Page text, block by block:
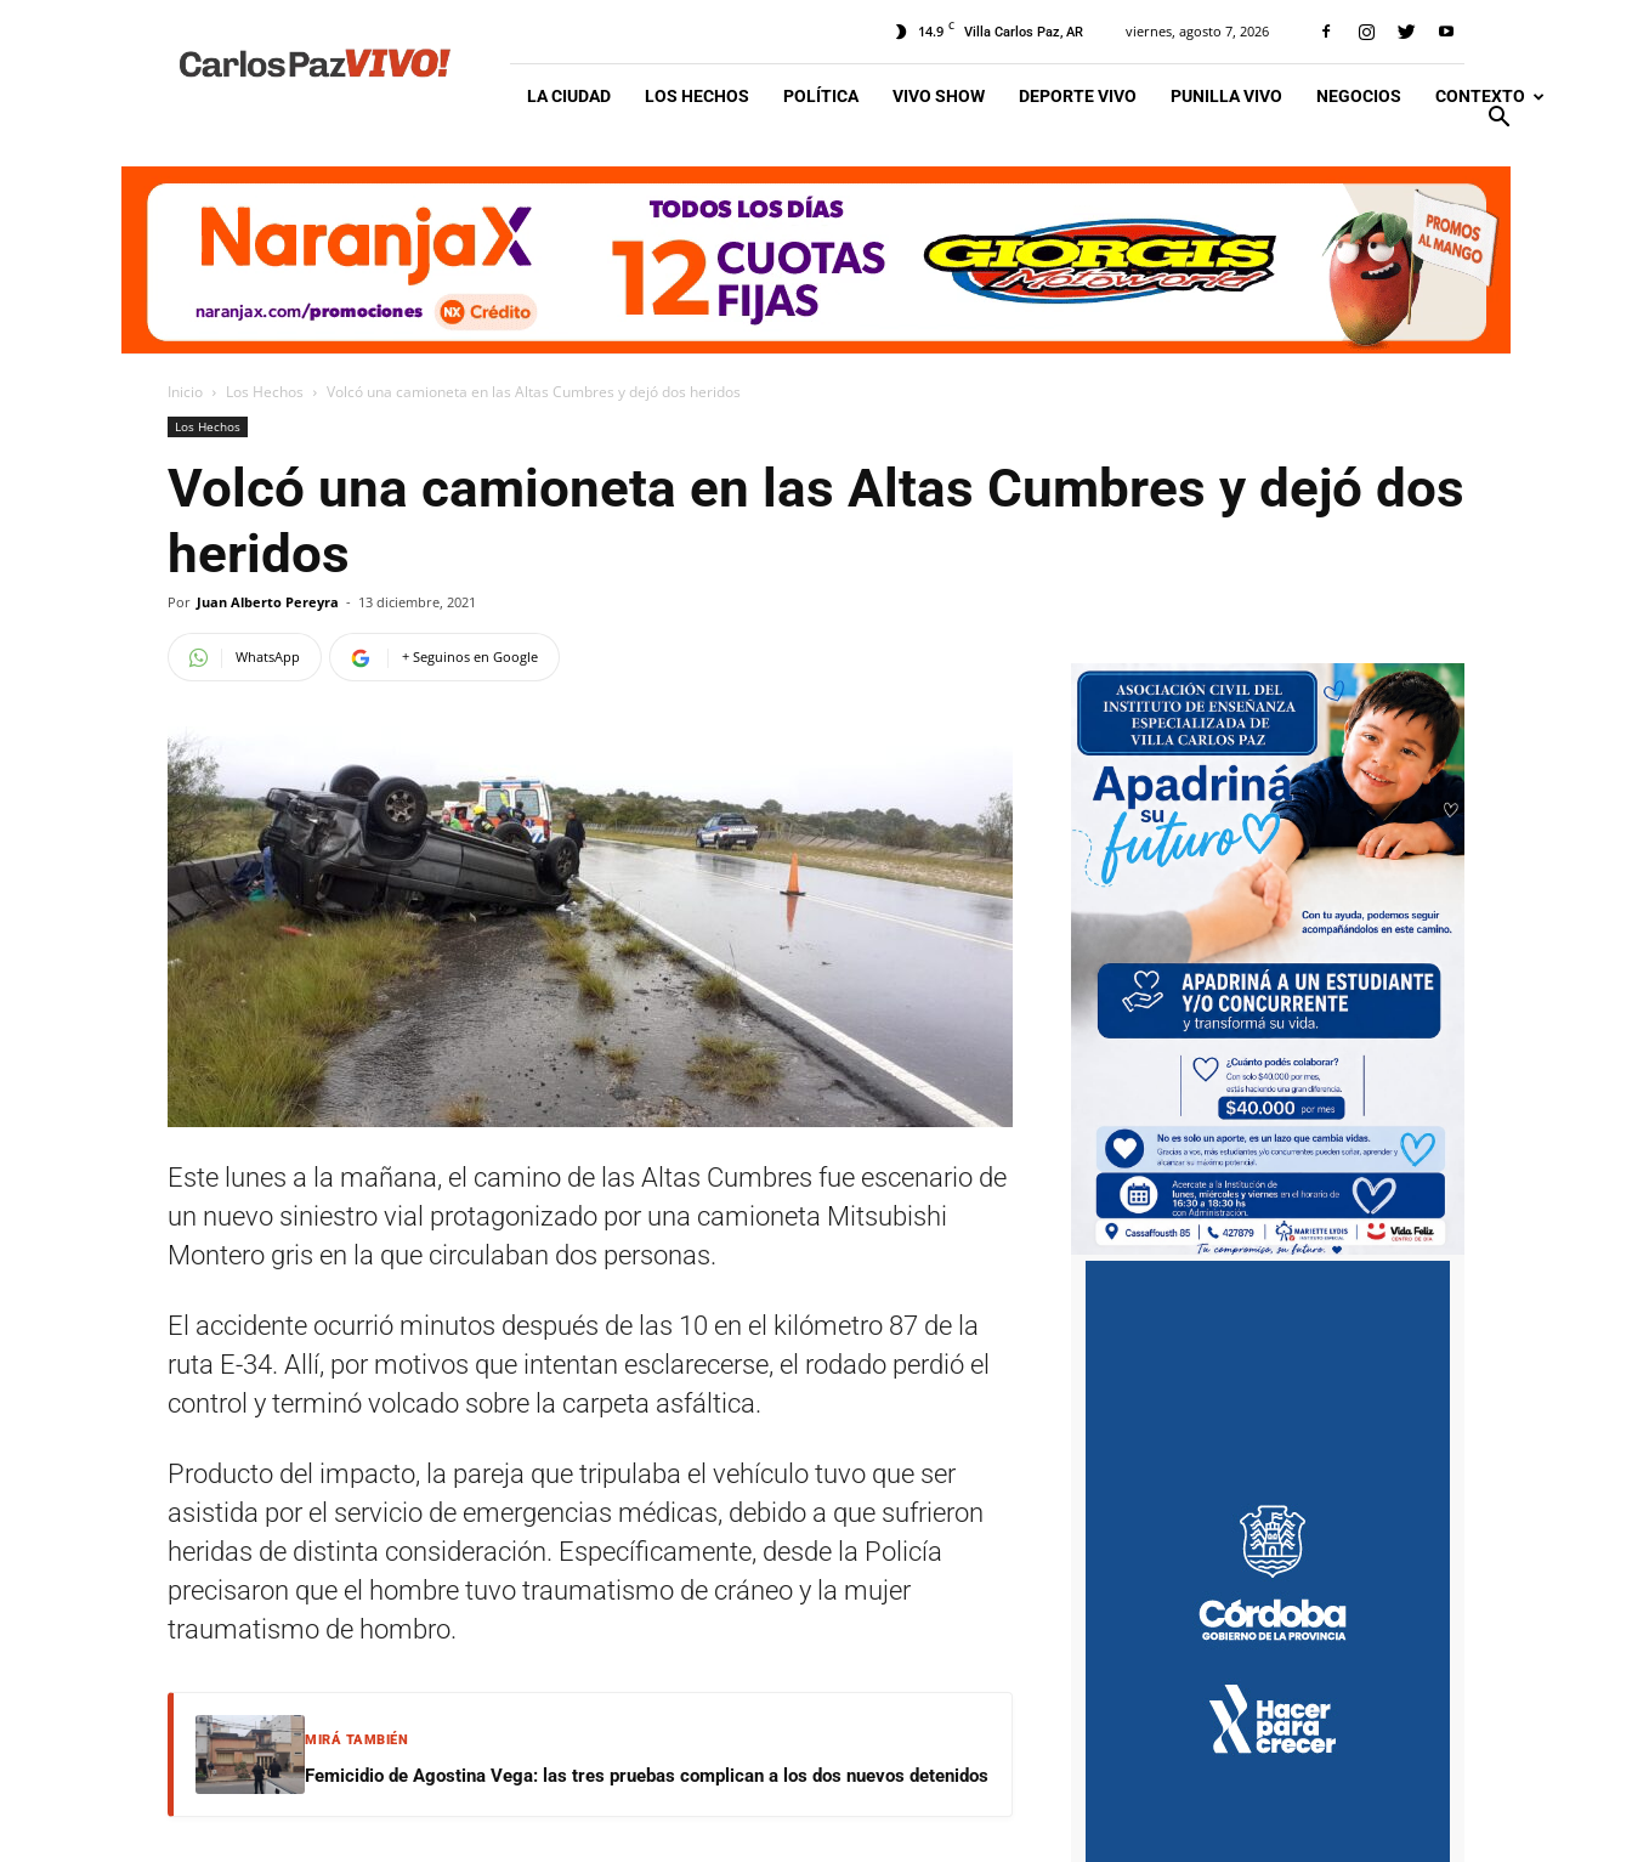
Vivo
14.9 C Villa Carlos Paz, AR viernes, agosto 7, 2026
LA CIUDAD LOS HECHOS POLÍTICA VIVO SHOW DEPORTE VIVO PUNILLA VIVO NEGOCIOS CONTEXTO
Inicio Los Hechos Volcó una camioneta en las Altas Cumbres y dejó dos heridos
Los Hechos
Volcó una camioneta en las Altas Cumbres y dejó dos
heridos
Por Juan Alberto Pereyra - 13 diciembre, 2021
WhatsApp + Seguinos en Google
Este lunes a la mañana, el camino de las Altas Cumbres fue escenario de
un nuevo siniestro vial protagonizado por una camioneta Mitsubishi
Montero gris en la que circulaban dos personas.
El accidente ocurrió minutos después de las 10 en el kilómetro 87 de la
ruta E-34. Allí, por motivos que intentan esclarecerse, el rodado perdió el
control y terminó volcado sobre la carpeta asfáltica.
Producto del impacto, la pareja que tripulaba el vehículo tuvo que ser
asistida por el servicio de emergencias médicas, debido a que sufrieron
heridas de distinta consideración. Específicamente, desde la Policía
precisaron que el hombre tuvo traumatismo de cráneo y la mujer
traumatismo de hombro.
MIRÁ TAMBIÉN
Femicidio de Agostina Vega: las tres pruebas complican a los dos nuevos detenidos